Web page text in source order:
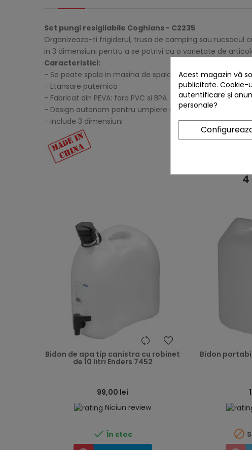
Set pungi resigilabile Coghlans - C2235
Organizeaza-ti frigiderul, trusa de camping sau rucsacul
in 3 dimensiuni pentru a se potrivi cu o varietate de
Caracteristici:
- Se poate spala in masina de spalat vase
- Etansare puternica
- Fabricat din PEVA: fara PVC si BPA
- Design autonom pentru umplere usoara
- Include 3 dimensiuni
4
heart
Bidon de apa tip canistra cu robinet
de 10 litri Enders 7452
99,00 lei
Niciun review
 În stoc
Bidon

Acest magazin vă
publicitate. Cookie-
autentificare și
personale?